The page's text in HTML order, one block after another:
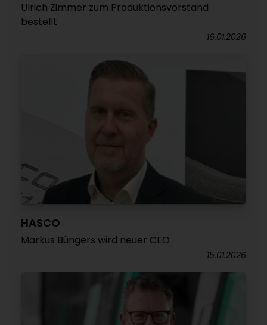
Ulrich Zimmer zum Produktionsvorstand
bestellt
16.01.2026
HASCO
Markus Büngers wird neuer CEO
15.01.2026